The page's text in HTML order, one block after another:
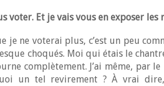
voter. Et je vais vous en exposer les
je ne voterai plus, c’est un peu
choqués. Moi qui étais le
complètement. J’ai même, par le
un tel revirement ? À vrai dire,